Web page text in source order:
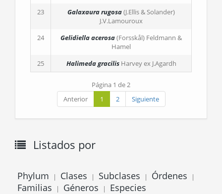
23
Galaxaura rugosa(J.Ellis & Solander)
J.V.Lamouroux
24
Gelidiella acerosa(Forsskål) Feldmann &
Hamel
25
Halimeda gracilis Harvey ex J.Agardh
Página 1 de 2
Anterior
1 2 Siguiente
Listados por
Phylum | Clases | Subclases | Órdenes |
Familias | Géneros | Especies